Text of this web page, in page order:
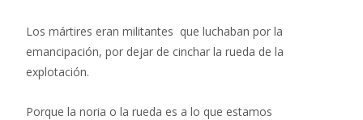
Los mártires eran militantes que luchaban por la
emancipación, por dejar de cinchar la rueda de la
explotación.
Porque la noria o la rueda es a lo que estamos